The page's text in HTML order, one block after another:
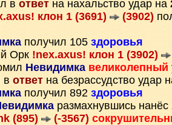
в ответ на нахальство удар на
клон 1 (3691) (3902)
получил 105 здоровья
Орк !nex.axus! клон 1 (3902)
Невидимка великолепный
в ответ на безрассудство удар
получил 892 здоровья
размахнувшись
(895) (-3567)